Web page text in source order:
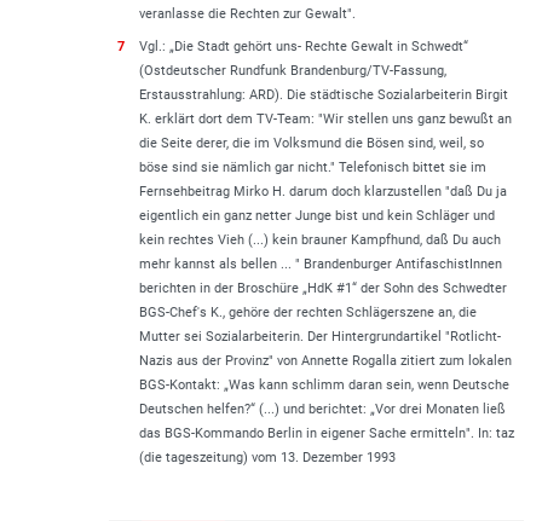
veranlasse die Rechten zur Gewalt".
7 Vgl.: „Die Stadt gehört uns- Rechte Gewalt in Schwedt“
(Ostdeutscher Rundfunk Brandenburg/TV-Fassung,
Erstausstrahlung: ARD). Die städtische Sozialarbeiterin Birgit
K. erklärt dort dem TV-Team: "Wir stellen uns ganz bewußt an
die Seite derer, die im Volksmund die Bösen sind, weil, so
böse sind sie nämlich gar nicht." Telefonisch bittet sie im
Fernsehbeitrag Mirko H. darum doch klarzustellen "daß Du ja
eigentlich ein ganz netter Junge bist und kein Schläger und
kein rechtes Vieh (...) kein brauner Kampfhund, daß Du auch
mehr kannst als bellen ... " Brandenburger AntifaschistInnen
berichten in der Broschüre „HdK #1“ der Sohn des Schwedter
BGS-Chef's K., gehöre der rechten Schlägerszene an, die
Mutter sei Sozialarbeiterin. Der Hintergrundartikel " Rotlicht-
Nazis aus der Provinz" von Annette Rogalla zitiert zum lokalen
BGS-Kontakt: „Was kann schlimm daran sein, wenn Deutsche
Deutschen helfen?“ (...) und berichtet: „Vor drei Monaten ließ
das BGS-Kommando Berlin in eigener Sache ermitteln". In: taz
(die tageszeitung) vom 13. Dezember 1993